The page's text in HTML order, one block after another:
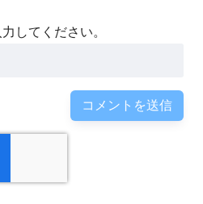
してください。